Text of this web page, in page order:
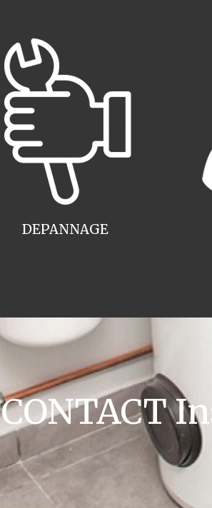
DEPANNAGE
CONTACT